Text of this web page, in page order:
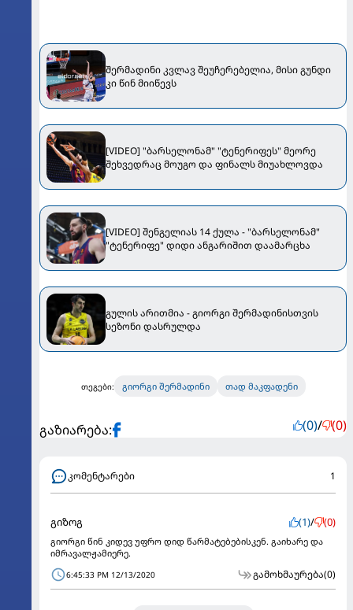
შერმადინი კვლავ შეუჩერებელია, მისი გუნდი
კი წინ მიიწევს
[VIDEO] "ბარსელონამ" "ტენერიფეს" მეორე
შეხვედრაც მოუგო და ფინალს მიუახლოვდა
[VIDEO] შენგელიას 14 ქულა - "ბარსელონამ"
"ტენერიფე" დიდი ანგარიშით დაამარცხა
გულის არითმია - გიორგი შერმადინისთვის
სეზონი დასრულდა
თეგები: გიორგი შერმადინი თად მაკფადენი
გაზიარება: (0)/ (0)
კომენტარები 1
გიზოგ (1)/ (0)
გიორგი წინ კიდევ უფრო დიდ წარმატებებისკენ. გაიხარე და
იმრავალჟამიერე.
6:45:33 PM 12/13/2020 გამოხმაურება(0)